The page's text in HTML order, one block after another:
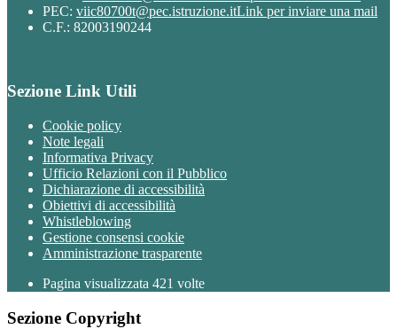
PEC: viic80700t@pec.istruzione.itLink per inviare una mail
C.F.: 82003190244
Sezione Link Utili
Cookie policy
Note legali
Informativa Privacy
Ufficio Relazioni con il Pubblico
Dichiarazione di accessibilità
Obiettivi di accessibilità
Whistleblowing
Gestione consensi cookie
Amministrazione trasparente
Pagina visualizzata 421 volte
Sezione Copyright